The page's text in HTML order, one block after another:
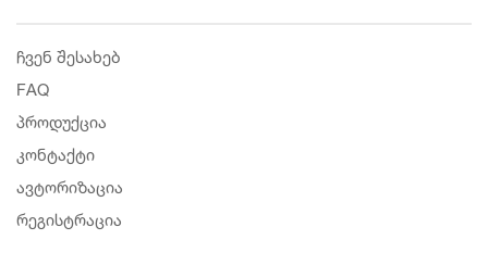
ჩვენ შესახებ
FAQ
პროდუქცია
კონტაქტი
ავტორიზაცია
რეგისტრაცია